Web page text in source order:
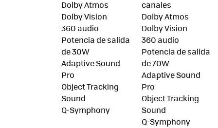
Dolby Atmos
Dolby Vision
360 audio
Potencia de salida
de 30W
Adaptive Sound
Pro
Object Tracking
Sound
Q-Symphony
canales
Dolby Atmos
Dolby Vision
360 audio
Potencia de salida
de 70W
Adaptive Sound
Pro
Object Tracking
Sound
Q-Symphony